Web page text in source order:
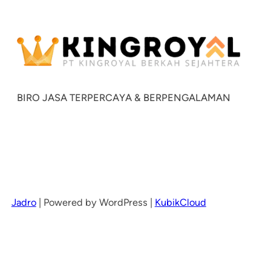
BIRO JASA TERPERCAYA & BERPENGALAMAN
Jadro Powered by WordPress | KubikCloud